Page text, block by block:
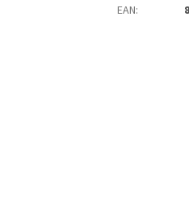
EAN: